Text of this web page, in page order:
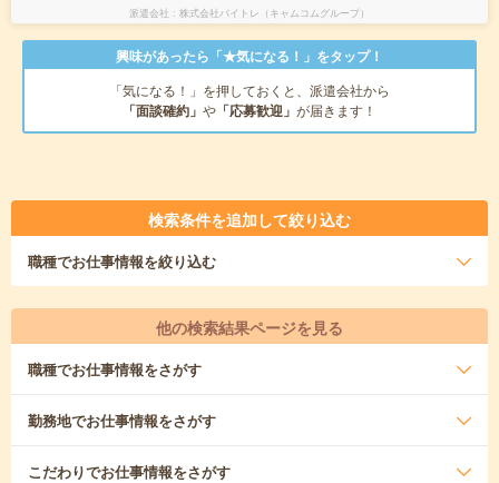
派遣会社 株式会社バイトレ（キャムコムグループ）
興味があったら「★気になる！」をタップ！
「気になる！」を押しておくと、派遣会社から
「面談確約」 や 「応募歓迎」 が届きます！
検索条件を追加して絞り込む
職種でお仕事情報を絞り込む
他の検索結果ページを見る
職種でお仕事情報をさがす
勤務地でお仕事情報をさがす
こだわりでお仕事情報をさがす